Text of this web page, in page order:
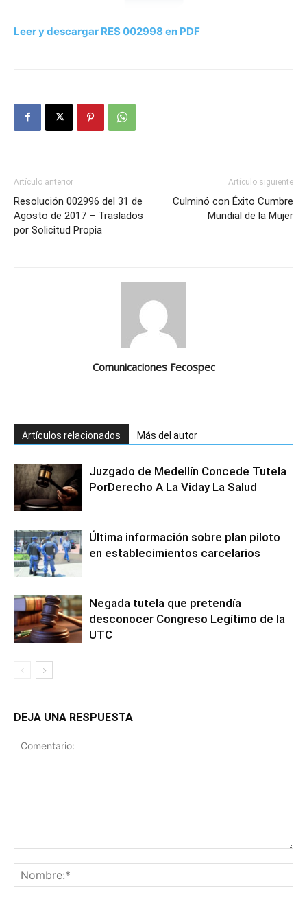
Leer y descargar RES 002998 en PDF
Artículo anterior
Resolución 002996 del 31 de
Agosto de 2017 – Traslados
por Solicitud Propia
Artículo siguiente
Culminó con Éxito Cumbre
Mundial de la Mujer
Comunicaciones Fecospec
Artículos relacionados Más del autor
Juzgado de Medellín Concede Tutela
PorDerecho A La Viday La Salud
Última información sobre plan piloto
en establecimientos carcelarios
Negada tutela que pretendía
desconocer Congreso Legítimo de la
UTC
DEJA UNA RESPUESTA